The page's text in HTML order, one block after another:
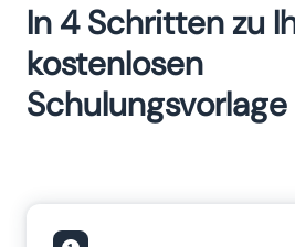
In 4 Schritten zu
kostenlosen
Schulungsvorlage